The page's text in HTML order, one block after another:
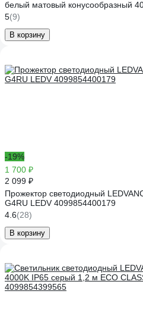
белый матовый конусообразный
5(9)
В корзину
-19%
1 700 ₽
2 099 ₽
Прожектор светодиодный
G4RU LEDV 4099854400179
4.6(28)
В корзину